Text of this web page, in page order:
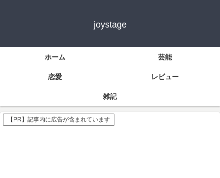
joystage
ホーム 芸能
恋愛 レビュー
雑記
【PR】記事内に広告が含まれています